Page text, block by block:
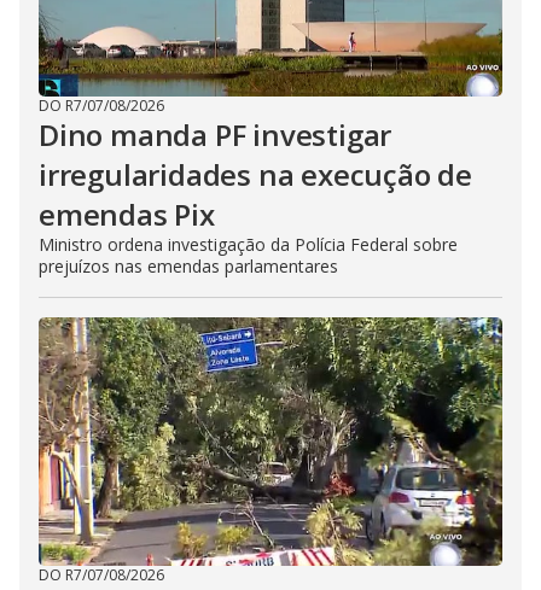
DO R7/07/08/2026
Dino manda PF investigar
irregularidades na execução de
emendas Pix
Ministro ordena investigação da Polícia Federal sobre
prejuízos nas emendas parlamentares
DO R7/07/08/2026